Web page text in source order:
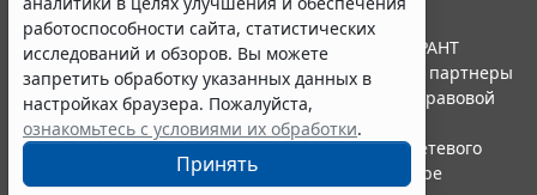
работоспособности сайта, статистических
исследований и обзоров. Вы можете
запретить обработку указанных данных в
настройках браузера. Пожалуйста,
ознакомьтесь с условиями их обработки.
Принять
© ООО "НПП "ГАРАНТ-СЕРВИС", 2026. Система ГАРАНТ
выпускается с 1990 года. Компания "Гарант" и ее партнеры
являются участниками Российской ассоциации правовой
информации ГАРАНТ.
Портал ГАРАНТ.РУ зарегистрирован в качестве сетевого
издания Федеральной службой по надзору в сфере